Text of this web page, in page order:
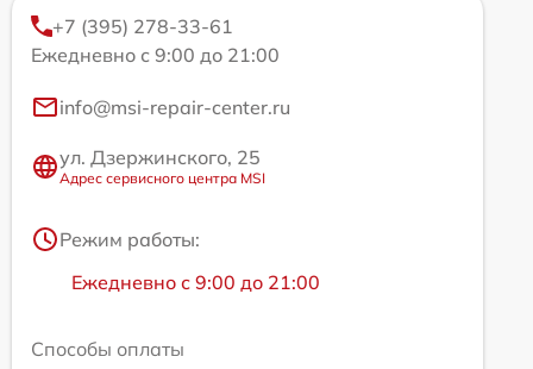
+7 (395) 278-33-61
Ежедневно с 9:00 до 21:00
info@msi-repair-center.ru
ул. Дзержинского, 25
Адрес сервисного центра MSI
Режим работы:
Ежедневно с 9:00 до 21:00
Способы оплаты